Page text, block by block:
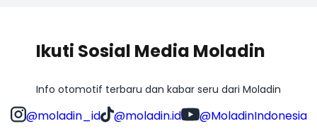
Ikuti Sosial Media Moladin
Info otomotif terbaru dan kabar seru dari Moladin
@moladin_id @moladin.id @MoladinIndonesia